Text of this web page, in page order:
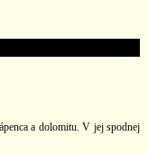
a dolomitu. V jej spodnej